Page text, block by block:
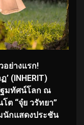
อย่างแรก!
(INHERIT)
ฐมทัศน์โลก ณ
ต “จุ๋ย วรัทยา”
กแสดงประชัน